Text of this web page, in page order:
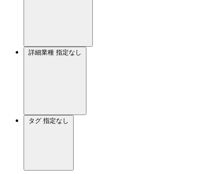
詳細業種 指定なし
タグ 指定なし